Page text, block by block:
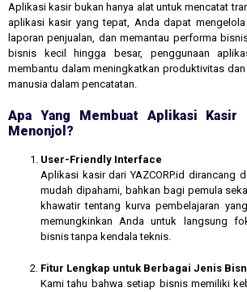
Aplikasi kasir bukan hanya alat untuk mencatat
aplikasi kasir yang tepat, Anda dapat
laporan penjualan, dan memantau performa
bisnis kecil hingga besar, penggunaan
membantu dalam meningkatkan produktivitas
manusia dalam pencatatan.
Apa Yang Membuat Aplikasi Kasir
Menonjol?
User-Friendly Interface
Aplikasi kasir dari YAZCORP.id dirancang
mudah dipahami, bahkan bagi pemula
khawatir tentang kurva pembelajaran
memungkinkan Anda untuk langsung
bisnis tanpa kendala teknis.
Fitur Lengkap untuk Berbagai Jenis
Kami tahu bahwa setiap bisnis memiliki